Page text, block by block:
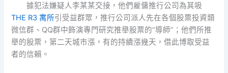
據犯法嫌疑人李某某交接，他們雇傭推行公司為其吸
THE R3 寓所引受益群眾，推行公司派人先在各個股票投資類
微信群、QQ群中飾演專門研究推舉股票的“導師”；他們所推
舉的股票，第二天城市漲，有的持續漲幾天，借此博取受益
者的信賴。